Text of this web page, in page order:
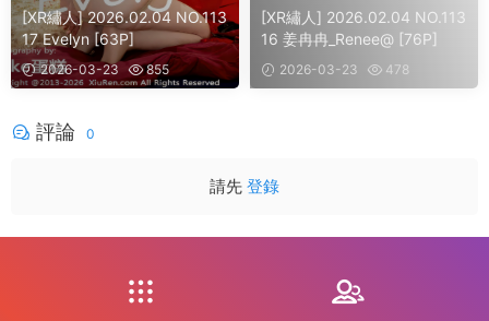
[XR繡人] 2026.02.04 NO.113
17 Evelyn [63P]
2026-03-23 855
[XR繡人] 2026.02.04 NO.113
16 姜冉冉_Renee@ [76P]
2026-03-23 478
評論 0
請先 登錄